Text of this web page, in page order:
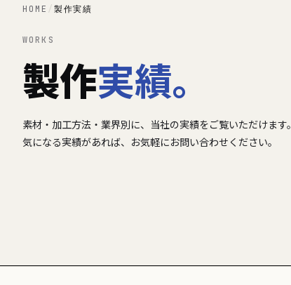
HOME / 製作実績
WORKS
製作実績。
素材・加工方法・業界別に、当社の実績をご覧いただけます。
気になる実績があれば、お気軽にお問い合わせください。